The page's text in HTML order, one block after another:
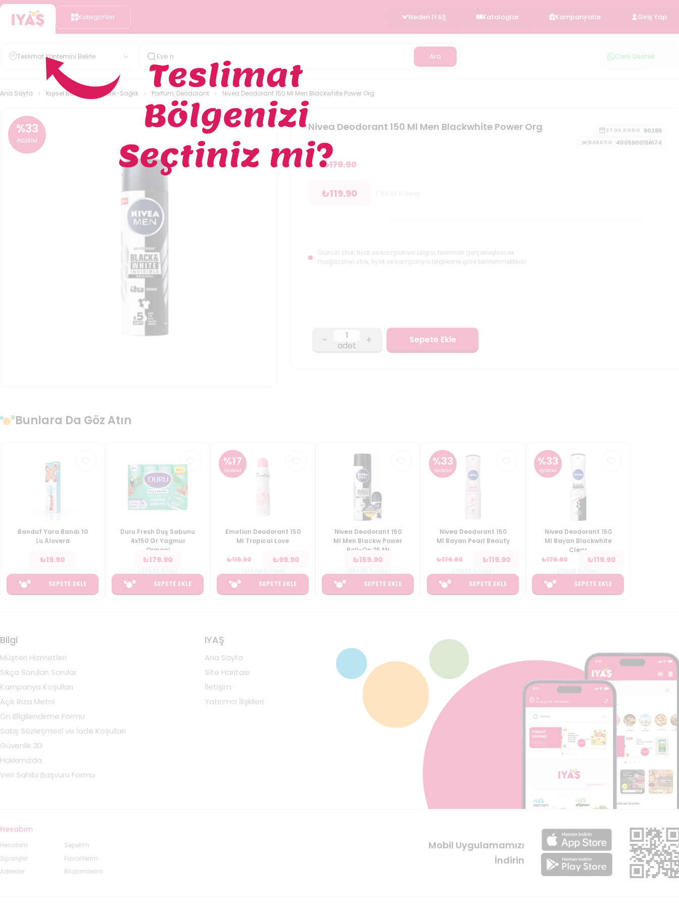
Kategoriler Neden IYAŞ Kataloglar Kampanyalar Giriş Yap
Teslimat Yöntemini Belirle Ara Canlı Destek
Ana Sayfa Kişisel Bakım-Kozmetik-Sağlık Parfüm, Deodorant Nivea Deodorant 150 Ml Men Blackwhite Power Org
%33
İNDİRİM
Nivea Deodorant 150 Ml Men Blackwhite Power Org STOK KODU 90286
BARKOD 4005900156174
₺179.90
₺119.90
Ürünün stok, fiyat ve kampanya bilgisi, teslimatı gerçekleştirecek
mağazanın stok, fiyat ve kampanya bilgilerine göre belirlenmektedir.
- adet + Sepete Ekle
Bunlara Da Göz Atın
Banduf Yara Bandı 10
Lu Alovera
₺19.90
SEPETE EKLE
Duru Fresh Duş Sabunu
4x150 Gr Yagmur
Ormani
₺179.90
SEPETE EKLE
%17
İNDİRİM
Emotion Deodorant 150
Ml Tropical Love
₺119.90 ₺99.90
SEPETE EKLE
Nivea Deodorant 150
Ml Men Blackw Power
Roll-On 25 Ml
₺159.90
SEPETE EKLE
%33
İNDİRİM
Nivea Deodorant 150
Ml Bayan Pearl Beauty
₺179.90 ₺119.90
SEPETE EKLE
%33
İNDİRİM
Nivea Deodorant 150
Ml Bayan Blackwhite
Clear
₺179.90 ₺119.90
SEPETE EKLE
Bilgi
Müşteri Hizmetleri
Sıkça Sorulan Sorular
Kampanya Koşulları
Açık Rıza Metni
Ön Bilgilendirme Formu
Satış Sözleşmesi ve İade Koşulları
Güvenlik 3D
Hakkımızda
Veri Sahibi Başvuru Formu
IYAŞ
Ana Sayfa
Site Haritası
İletişim
Yatırımcı İlişkileri
Hesabım
Hesabım
Siparişler
Adresler
Sepetim
Favorilerim
Bildirimlerim
Mobil Uygulamamızı
İndirin